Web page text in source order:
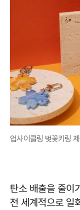
업사이클링 벚꽃키링
탄소 배출을 줄이
전 세계적으로 일